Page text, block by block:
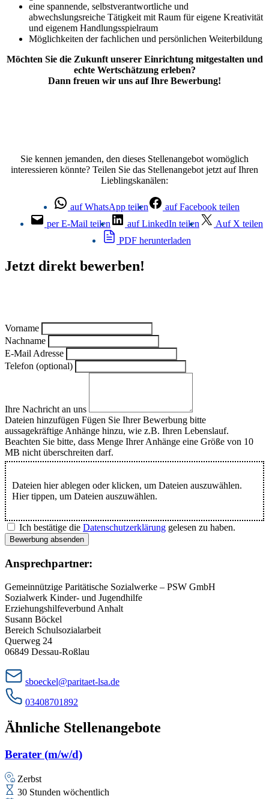
eine spannende, selbstverantwortliche und
abwechslungsreiche Tätigkeit mit Raum für eigene Kreativität
und eigenem Handlungsspielraum
Möglichkeiten der fachlichen und persönlichen Weiterbildung
Möchten Sie die Zukunft unserer Einrichtung mitgestalten und
echte Wertschätzung erleben?
Dann freuen wir uns auf Ihre Bewerbung!
Sie kennen jemanden, den dieses Stellenangebot womöglich
interessieren könnte? Teilen Sie das Stellenangebot jetzt auf Ihren
Lieblingskanälen:
auf WhatsApp teilen
auf Facebook teilen
per E-Mail teilen
auf LinkedIn teilen
Auf X teilen
PDF herunterladen
Jetzt direkt bewerben!
Vorname
Nachname
E-Mail Adresse
Telefon (optional)
Ihre Nachricht an uns
Dateien hinzufügen Fügen Sie Ihrer Bewerbung bitte
aussagekräftige Anhänge hinzu, wie z.B. Ihren Lebenslauf.
Beachten Sie bitte, dass Menge Ihrer Anhänge eine Größe von 10
MB nicht überschreiten darf.
Dateien hier ablegen oder klicken, um Dateien auszuwählen.
Hier tippen, um Dateien auszuwählen.
Ich bestätige die Datenschutzerklärung gelesen zu haben.
Bewerbung absenden
Ansprechpartner:
Gemeinnützige Paritätische Sozialwerke – PSW GmbH
Sozialwerk Kinder- und Jugendhilfe
Erziehungshilfeverbund Anhalt
Susann Böckel
Bereich Schulsozialarbeit
Querweg 24
06849 Dessau-Roßlau
sboeckel@paritaet-lsa.de
03408701892
Ähnliche Stellenangebote
Berater (m/w/d)
Zerbst
30 Stunden wöchentlich